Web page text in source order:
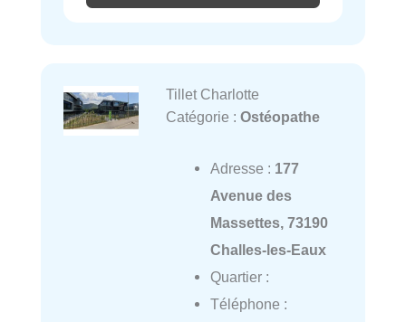
Tillet Charlotte
Catégorie : Ostéopathe
Adresse : 177
Avenue des
Massettes, 73190
Challes-les-Eaux
Quartier :
Téléphone :